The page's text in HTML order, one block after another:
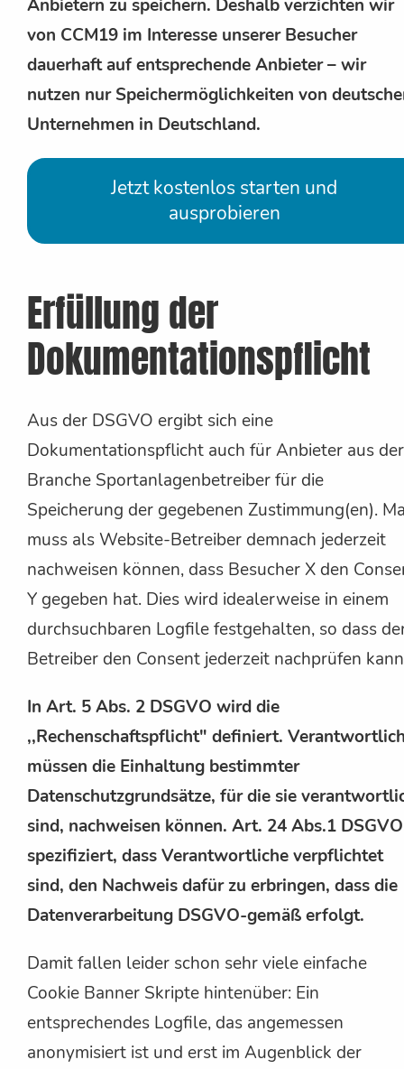
Anbietern zu speichern. Deshalb verzichten wir
von CCM19 im Interesse unserer Besucher
dauerhaft auf entsprechende Anbieter – wir
nutzen nur Speichermöglichkeiten von
Unternehmen in Deutschland.
Jetzt kostenlos starten und
ausprobieren
Erfüllung der
Dokumentationspflicht
Aus der DSGVO ergibt sich eine
Dokumentationspflicht auch für Anbieter aus der
Branche Sportanlagenbetreiber für die
Speicherung der gegebenen Zustimmung(en).
muss als Website-Betreiber demnach jederzeit
nachweisen können, dass Besucher X den
Y gegeben hat. Dies wird idealerweise in einem
durchsuchbaren Logfile festgehalten, so dass
Betreiber den Consent jederzeit nachprüfen
In Art. 5 Abs. 2 DSGVO wird die
,,Rechenschaftspflicht" definiert.
müssen die Einhaltung bestimmter
Datenschutzgrundsätze, für die sie
sind, nachweisen können. Art. 24 Abs.1 DSGVO
spezifiziert, dass Verantwortliche verpflichtet
sind, den Nachweis dafür zu erbringen, dass die
Datenverarbeitung DSGVO-gemäß erfolgt.
Damit fallen leider schon sehr viele einfache
Cookie Banner Skripte hintenüber: Ein
entsprechendes Logfile, das angemessen
anonymisiert ist und erst im Augenblick der